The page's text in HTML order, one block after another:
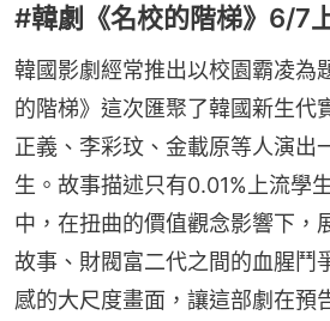
#韓劇《名校的階梯》6/7
韓國影劇經常推出以校園霸凌為
的階梯》這次匯聚了韓國新生代
正義、李彩玟、金載原等人演出
生。故事描述只有0.01%上流學
中，在扭曲的價值觀念影響下，
故事、財閥富二代之間的血腥鬥
感的大尺度畫面，讓這部劇在預